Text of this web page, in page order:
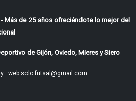
Más de 25 años ofreciéndote lo mejor del
de Gijón, Oviedo, Mieres y Siero
web.solo.futsal@gmail.com